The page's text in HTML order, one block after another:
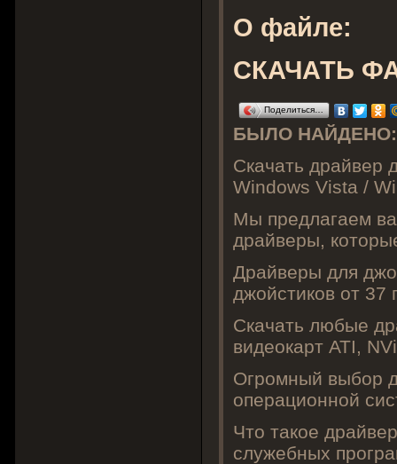
О файле:
СКАЧАТЬ
Поделиться…
БЫЛО НАЙДЕНО:
Скачать драйвер
Windows Vista /
Мы предлагаем
драйверы,
Драйверы для
джойстиков от 37
Cкачать любые
видеокарт ATI,
Огромный выбор
операционной
Что такое
служебных